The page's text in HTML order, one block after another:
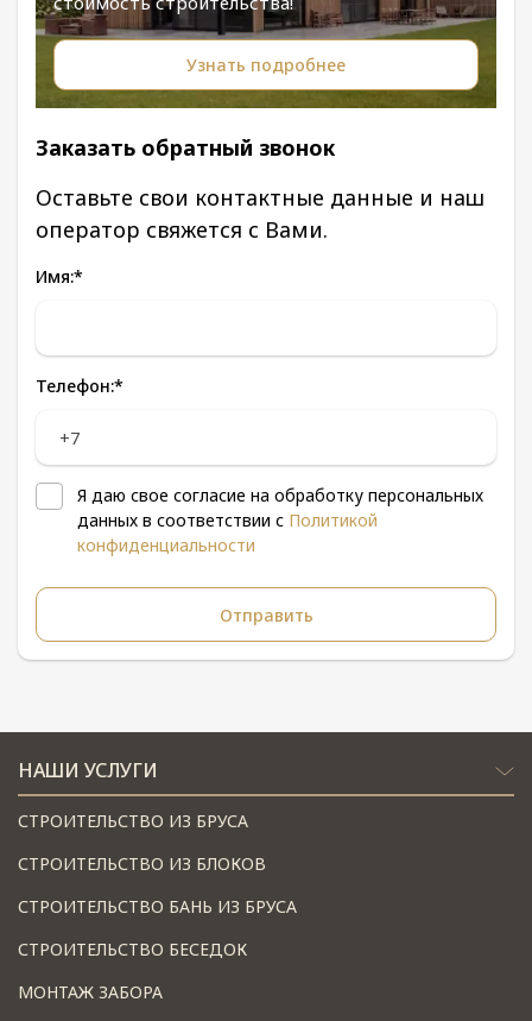
Узнать подробнее
Заказать обратный звонок
Оставьте свои контактные данные и наш
оператор свяжется с Вами.
Имя:*
Телефон:*
Я даю свое согласие на обработку персональных
данных в соответствии с Политикой
конфиденциальности
НАШИ УСЛУГИ
СТРОИТЕЛЬСТВО ИЗ БРУСА
СТРОИТЕЛЬСТВО ИЗ БЛОКОВ
СТРОИТЕЛЬСТВО БАНЬ ИЗ БРУСА
СТРОИТЕЛЬСТВО БЕСЕДОК
МОНТАЖ ЗАБОРА